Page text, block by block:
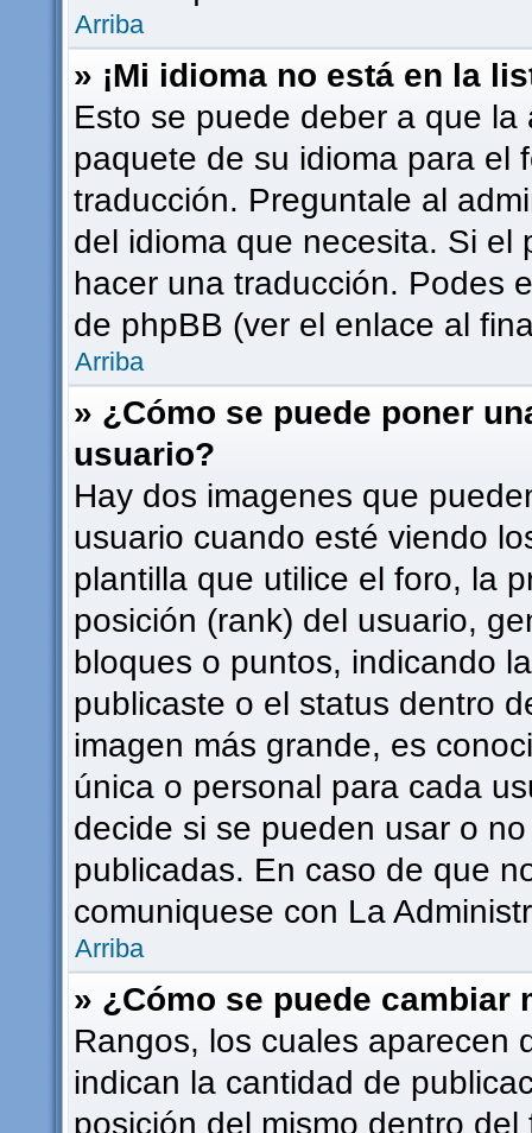
Arriba
» ¡Mi idioma no está en la
Esto se puede deber a que
paquete de su idioma para el
traducción. Preguntale al
del idioma que necesita. Si
hacer una traducción. Podes
de phpBB (ver el enlace al
Arriba
» ¿Cómo se puede poner
usuario?
Hay dos imagenes que
usuario cuando esté viendo
plantilla que utilice el foro, la
posición (rank) del usuario,
bloques o puntos, indicando
publicaste o el status dentro
imagen más grande, es
única o personal para cada
decide si se pueden usar o
publicadas. En caso de que
comuniquese con La
Arriba
» ¿Cómo se puede cambiar
Rangos, los cuales aparecen
indican la cantidad de
posición del mismo dentro